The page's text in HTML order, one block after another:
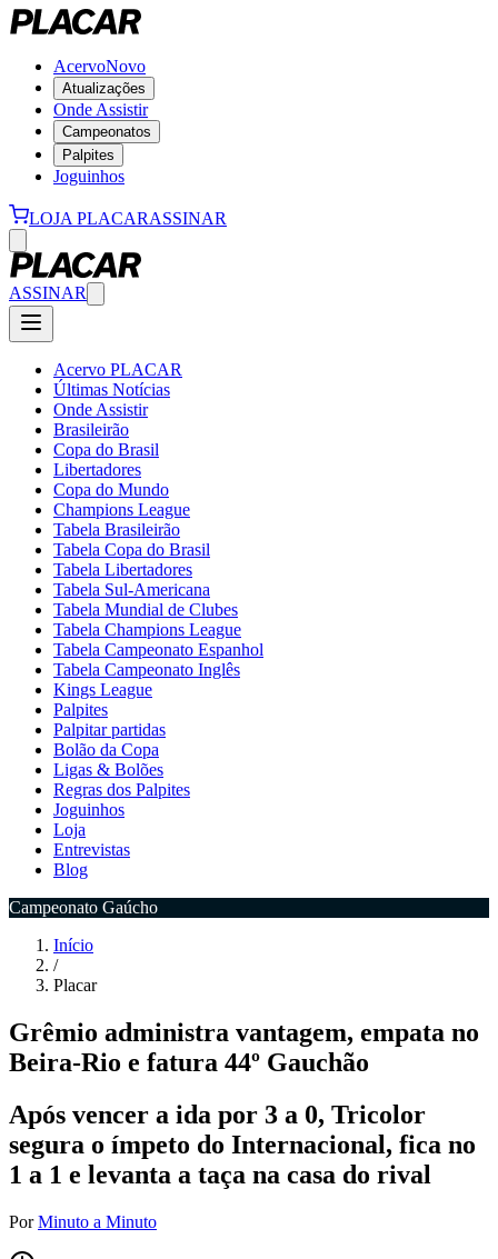
AcervoNovo
Atualizações
Onde Assistir
Campeonatos
Palpites
Joguinhos
LOJA PLACARASSINAR
ASSINAR
Acervo PLACAR
Últimas Notícias
Onde Assistir
Brasileirão
Copa do Brasil
Libertadores
Copa do Mundo
Champions League
Tabela Brasileirão
Tabela Copa do Brasil
Tabela Libertadores
Tabela Sul-Americana
Tabela Mundial de Clubes
Tabela Champions League
Tabela Campeonato Espanhol
Tabela Campeonato Inglês
Kings League
Palpites
Palpitar partidas
Bolão da Copa
Ligas & Bolões
Regras dos Palpites
Joguinhos
Loja
Entrevistas
Blog
Campeonato Gaúcho
Início
/
Placar
Grêmio administra vantagem, empata no
Beira-Rio e fatura 44º Gauchão
Após vencer a ida por 3 a 0, Tricolor
segura o ímpeto do Internacional, fica no
1 a 1 e levanta a taça na casa do rival
Por Minuto a Minuto